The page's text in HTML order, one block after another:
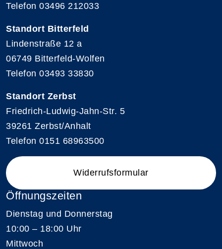
Telefon 03496 212033
Standort Bitterfeld
Lindenstraße 12 a
06749 Bitterfeld-Wolfen
Telefon 03493 33830
Standort Zerbst
Friedrich-Ludwig-Jahn-Str. 5
39261 Zerbst/Anhalt
Telefon 0151 68963500
Widerrufsformular
Öffnungszeiten
Dienstag und Donnerstag
10:00 – 18:00 Uhr
Mittwoch